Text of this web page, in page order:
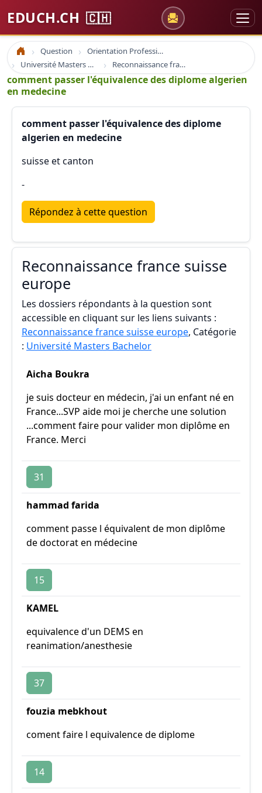
EDUCH.CH 🇨🇭
Accueil Question
Orientation Professionnelle
Université Masters Bachelor
Reconnaissance france suisse europe
comment passer l'équivalence des diplome algerien
en medecine
comment passer l'équivalence des diplome
algerien en medecine
suisse et canton
-
Répondez à cette question
Reconnaissance france suisse
europe
Les dossiers répondants à la question sont
accessible en cliquant sur les liens suivants :
Reconnaissance france suisse europe, Catégorie
: Université Masters Bachelor
Aicha Boukra
je suis docteur en médecin, j'ai un enfant né en
France...SVP aide moi je cherche une solution
...comment faire pour valider mon diplôme en
France. Merci
31
hammad farida
comment passe l équivalent de mon diplôme
de doctorat en médecine
15
KAMEL
equivalence d'un DEMS en
reanimation/anesthesie
37
fouzia mebkhout
coment faire l equivalence de diplome
14